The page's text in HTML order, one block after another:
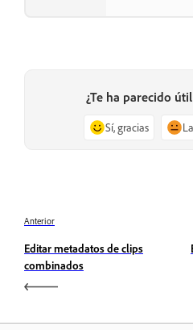
¿Te ha parecido
Sí, gracias
Anterior
Editar metadatos de clips
combinados